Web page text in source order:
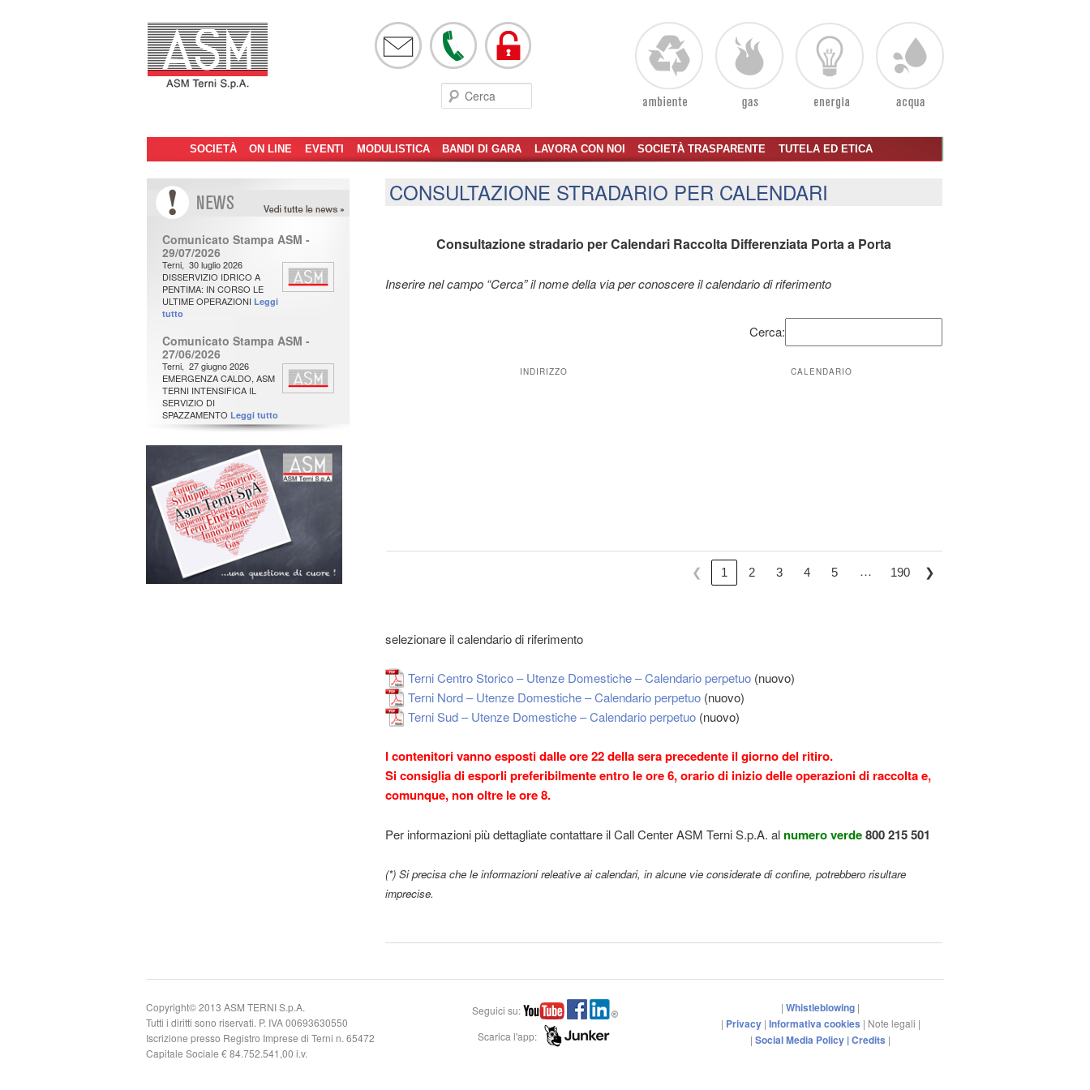
principale
Vai
al
contenuto
principale
Vai
al
contenuto
secondario
SOCIETÀ ON LINE EVENTI MODULISTICA BANDI DI GARA LAVORA CON NOI SOCIETÀ TRASPARENTE TUTELA ED ETICA
CONSULTAZIONE STRADARIO PER CALENDARI
Consultazione stradario per Calendari Raccolta Differenziata Porta a Porta
Inserire nel campo “Cerca” il nome della via per conoscere il calendario di riferimento
Cerca:
INDIRIZZO CALENDARIO
❮ 1 2 3 4 5 … 190 ❯
selezionare il calendario di riferimento
Terni Centro Storico – Utenze Domestiche – Calendario perpetuo (nuovo)
Terni Nord – Utenze Domestiche – Calendario perpetuo (nuovo)
Terni Sud – Utenze Domestiche – Calendario perpetuo (nuovo)
I contenitori vanno esposti dalle ore 22 della sera precedente il giorno del ritiro.
Si consiglia di esporli preferibilmente entro le ore 6, orario di inizio delle operazioni di raccolta e,
comunque, non oltre le ore 8.
Per informazioni più dettagliate contattare il Call Center ASM Terni S.p.A. al numero verde800 215 501
(*) Si precisa che le informazioni releative ai calendari, in alcune vie considerate di confine, potrebbero risultare
imprecise.
Comunicato Stampa ASM -
29/07/2026
Terni, 30 luglio 2026
DISSERVIZIO IDRICO A
PENTIMA: IN CORSO LE
ULTIME OPERAZIONI Leggi
tutto
Comunicato Stampa ASM -
27/06/2026
Terni, 27 giugno 2026
EMERGENZA CALDO, ASM
TERNI INTENSIFICA IL
SERVIZIO DI
SPAZZAMENTO Leggi tutto
Copyright© 2013 ASM TERNI S.p.A.
Tutti i diritti sono riservati. P. IVA 00693630550
Iscrizione presso Registro Imprese di Terni n. 65472
Capitale Sociale € 84.752.541,00 i.v.
Seguici su:
Scarica l'app:
|Whistleblowing |
| Privacy| Informativa cookies | Note legali |
|Social Media Policy |Credits |